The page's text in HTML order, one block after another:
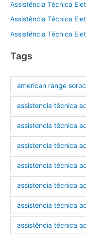
Assistência Técnica
Assistência Técnica
Assistência Técnica
Tags
american range
assistencia técnica
assistencia técnica
assistencia técnica
assistencia técnica
assistencia técnica
assistencia técnica
assistência técnica